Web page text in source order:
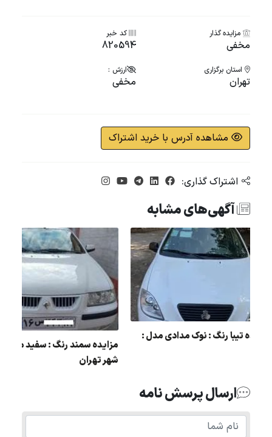
مزایده گذار
مخفی
کد خبر
820594
استان برگزاری
تهران
ارزش :
مخفی
مشاهده آدرس با خرید اشتراک
اشتراک گذاری:
آگهی‌های مشابه
شهر تهران
مزایده تیبا رنگ : نوک مدادی مدل :
ارسال پرسش نامه